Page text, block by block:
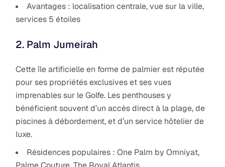
Avantages : localisation centrale, vue sur la ville,
services 5 étoiles
2. Palm Jumeirah
Cette île artificielle en forme de palmier est réputée
pour ses propriétés exclusives et ses vues
imprenables sur le Golfe. Les penthouses y
bénéficient souvent d’un accès direct à la plage, de
piscines à débordement, et d’un service hôtelier de
luxe.
Résidences populaires : One Palm by Omniyat,